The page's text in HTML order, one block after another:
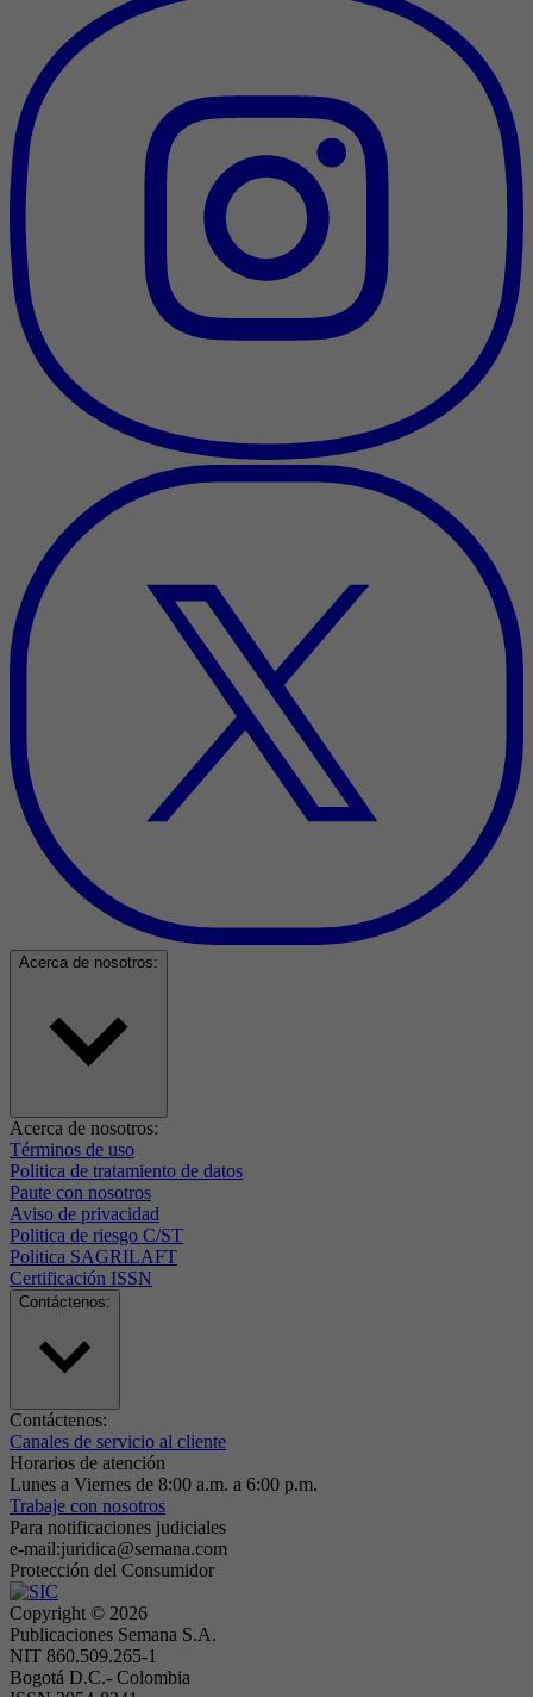
Acerca de nosotros:
Acerca de nosotros:
Términos de uso
Politica de tratamiento de datos
Paute con nosotros
Aviso de privacidad
Politica de riesgo C/ST
Politica SAGRILAFT
Certificación ISSN
Contáctenos:
Contáctenos:
Canales de servicio al cliente
Horarios de atención
Lunes a Viernes de 8:00 a.m. a 6:00 p.m.
Trabaje con nosotros
Para notificaciones judiciales
e-mail:juridica@semana.com
Protección del Consumidor
Copyright © 2026
Publicaciones Semana S.A.
NIT 860.509.265-1
Bogotá D.C.- Colombia